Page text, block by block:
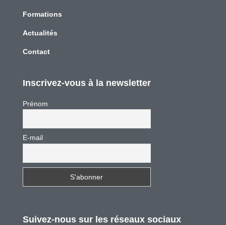
Formations
Actualités
Contact
Inscrivez-vous à la newsletter
Prénom
E-mail
Suivez-nous sur les réseaux sociaux